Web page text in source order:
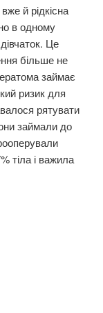
й рідкісна
в одному
Це
більше не
займає
ризик для
рятувати
займали до
тіла і важила